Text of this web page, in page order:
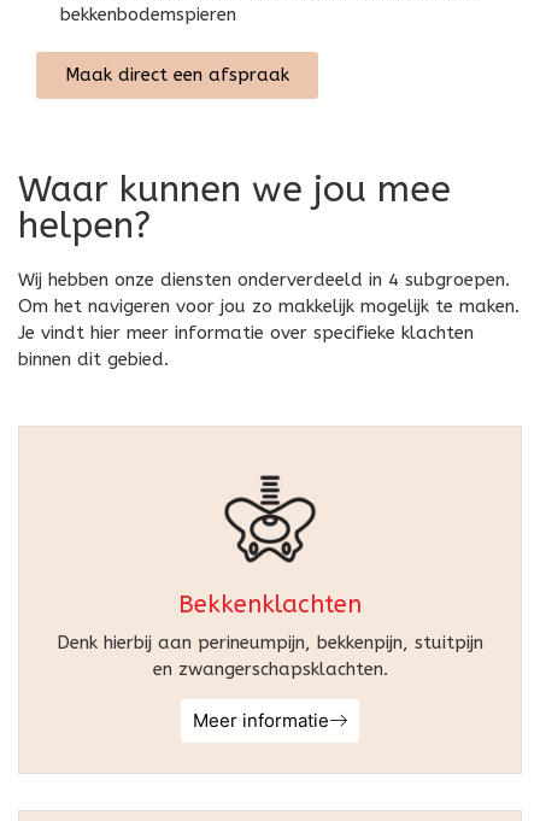
bekkenbodemspieren
Maak direct een afspraak
Waar kunnen we jou mee
helpen?
Wij hebben onze diensten onderverdeeld in 4 subgroepen.
Om het navigeren voor jou zo makkelijk mogelijk te maken.
Je vindt hier meer informatie over specifieke klachten
binnen dit gebied.
Bekkenklachten
Denk hierbij aan perineumpijn, bekkenpijn, stuitpijn
en zwangerschapsklachten.
Meer informatie